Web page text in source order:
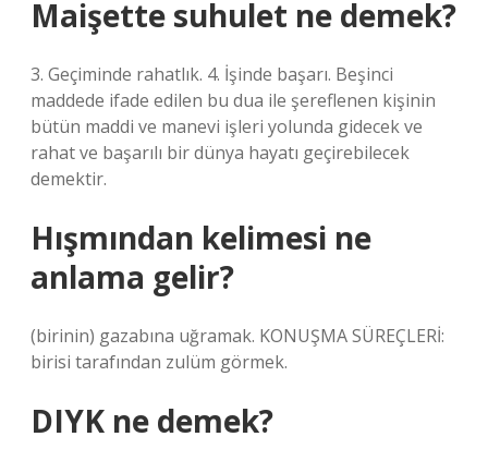
Maişette suhulet ne demek?
3. Geçiminde rahatlık. 4. İşinde başarı. Beşinci
maddede ifade edilen bu dua ile şereflenen kişinin
bütün maddi ve manevi işleri yolunda gidecek ve
rahat ve başarılı bir dünya hayatı geçirebilecek
demektir.
Hışmından kelimesi ne
anlama gelir?
(birinin) gazabına uğramak. KONUŞMA SÜREÇLERİ:
birisi tarafından zulüm görmek.
DIYK ne demek?